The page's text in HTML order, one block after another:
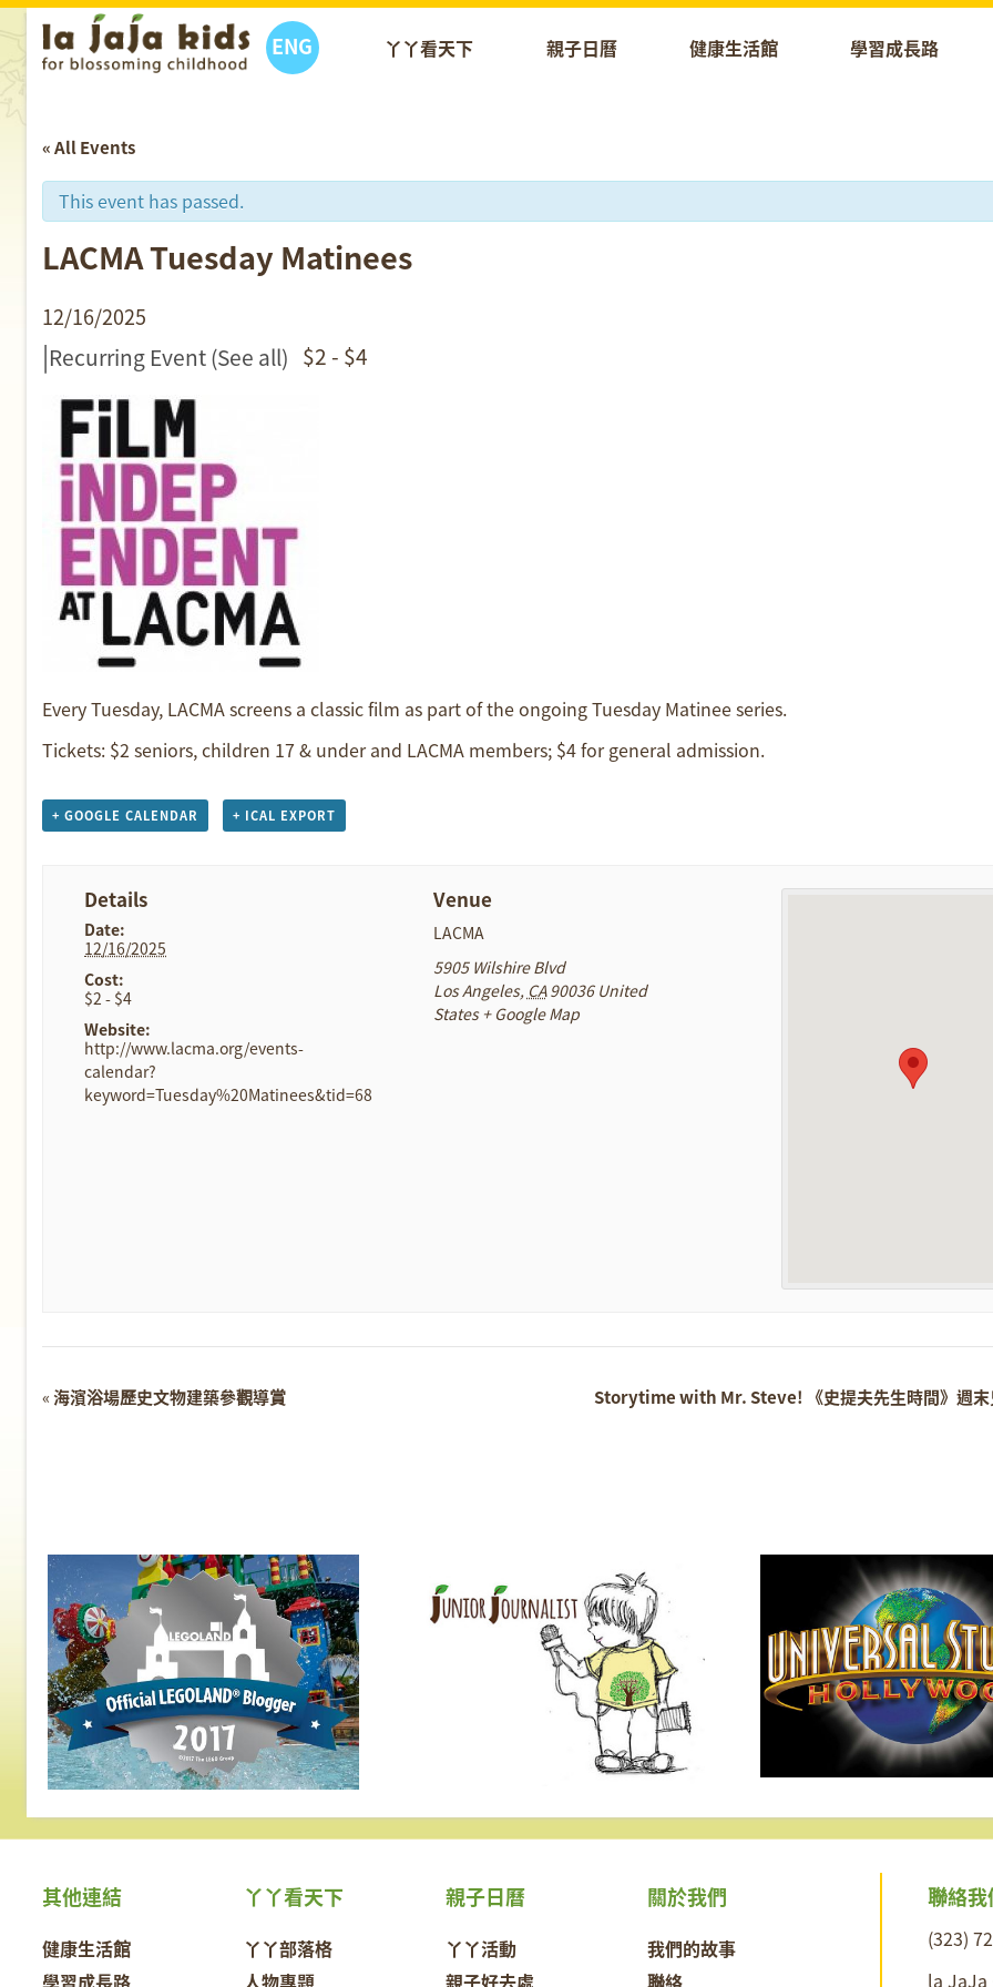
ENG 丫丫看天下 親子日曆 健康生活館 學習成長路
« All Events
This event has passed.
LACMA Tuesday Matinees
12/16/2025
|Recurring Event(See all) $2 - $4
Every Tuesday, LACMA screens a classic film as part of the ongoing Tuesday Matinee series.
Tickets: $2 seniors, children 17 & under and LACMA members; $4 for general admission.
+ GOOGLE CALENDAR + ICAL EXPORT
Details
Date:
12/16/2025
Cost:
$2 - $4
Website:
http://www.lacma.org/events-
calendar?
keyword=Tuesday%20Matinees&tid=68
Venue
LACMA
5905 Wilshire Blvd
Los Angeles, CA 90036 United
States + Google Map
Event
Navigation
« 海濱浴場歷史文物建築參觀導賞 Storytime with Mr. Steve! 《史提夫先生時間》週
其他連結
健康生活館
學習成長路
丫丫看天下
丫丫部落格
人物專題
關於我們
我們的故事
聯絡
親子日曆
丫丫活動
親子好去處
聯絡
(323)
la